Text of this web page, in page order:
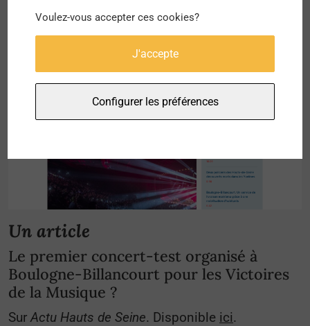
Un article
Le premier concert-test organisé à
Boulogne-Billancourt pour les Victoires
de la Musique ?
SurActu Hauts de Seine. Disponible ici.
Voulez-vous accepter ces cookies?
J'accepte
Configurer les préférences